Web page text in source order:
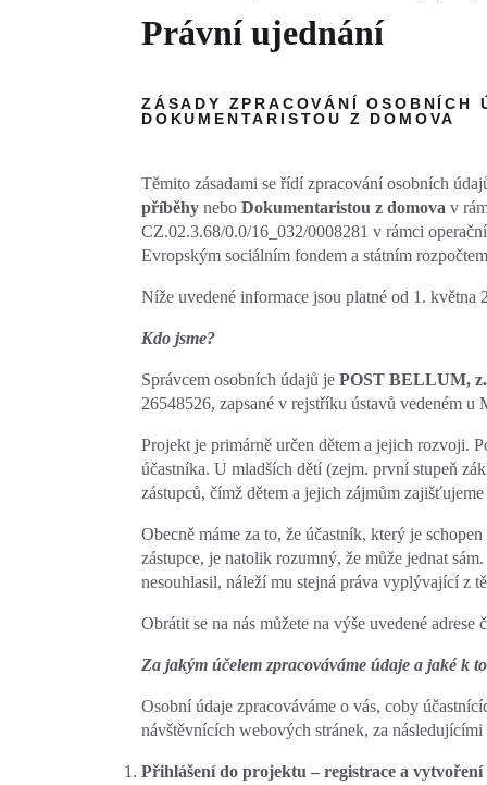
Právní ujednání
ZÁSADY ZPRACOVÁNÍ
DOKUMENTARISTOU Z DOMOVA
Těmito zásadami se řídí zpracování osobních
příběhy nebo Dokumentaristou z domova v
CZ.02.3.68/0.0/16_032/0008281 v rámci
Evropským sociálním fondem a státním
Níže uvedené informace jsou platné od 1. května
Kdo jsme?
Správcem osobních údajů je POST BELLUM,
26548526, zapsané v rejstříku ústavů vedeném u
Projekt je primárně určen dětem a jejich rozvoji.
účastníka. U mladších dětí (zejm. první stupeň
zástupců, čímž dětem a jejich zájmům
Obecně máme za to, že účastník, který je
zástupce, je natolik rozumný, že může jednat
nesouhlasil, náleží mu stejná práva vyplývající z
Obrátit se na nás můžete na výše uvedené
Za jakým účelem zpracováváme údaje a jaké k
Osobní údaje zpracováváme o vás, coby
návštěvnících webových stránek, za následujícími
Přihlášení do projektu – registrace a vytvoření